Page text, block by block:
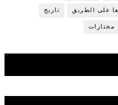
على الطريق تاريخ
مختارات